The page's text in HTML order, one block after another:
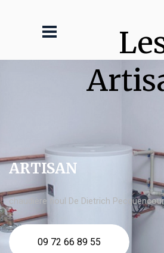
ARTISAN
chaudière fioul De Dietrich
09 72 66 89 55